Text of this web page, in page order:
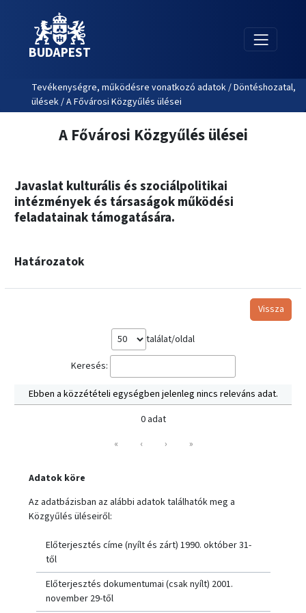
BUDAPEST
Tevékenységre, működésre vonatkozó adatok / Döntéshozatal,
ülések / A Fővárosi Közgyűlés ülései
A Fővárosi Közgyűlés ülései
Javaslat kulturális és szociálpolitikai
intézmények és társaságok működési
feladatainak támogatására.
Határozatok
Vissza
találat/oldal
Keresés:
Ebben a közzétételi egységben jelenleg nincs releváns adat.
0 adat
«
‹ › »
Adatok köre
Az adatbázisban az alábbi adatok találhatók meg a
Közgyűlés üléseiről:
Előterjesztés címe (nyílt és zárt) 1990. október 31-
től
Előterjesztés dokumentumai (csak nyílt) 2001.
november 29-től